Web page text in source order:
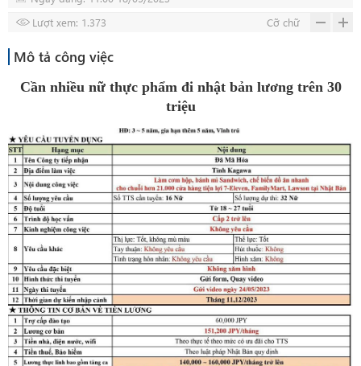
Lượt xem: 1.373
Cỡ chữ
Mô tả công việc
Cần nhiều nữ thực phẩm đi nhật bản lương trên 30
triệu